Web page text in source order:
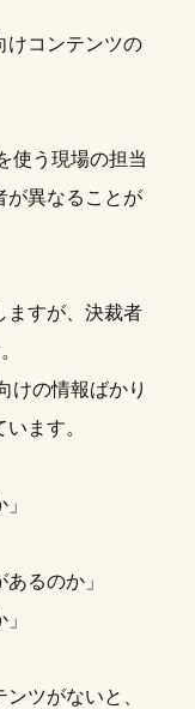
けコンテンツの
使う現場の担当
が異なることが
ますが、決裁者
けの情報ばかり
ます。
るのか」
ツがないと、